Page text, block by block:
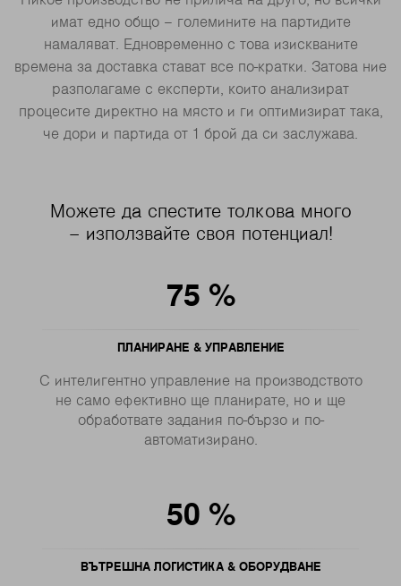
имат едно общо – големините на партидите
намаляват. Едновременно с това изискваните
времена за доставка стават все по-кратки. Затова ние
разполагаме с експерти, които анализират
процесите директно на място и ги оптимизират така,
че дори и партида от 1 брой да си заслужава.
Можете да спестите толкова много
– използвайте своя потенциал!
75 %
ПЛАНИРАНЕ & УПРАВЛЕНИЕ
С интелигентно управление на производството
не само ефективно ще планирате, но и ще
обработвате задания по-бързо и по-
автоматизирано.
50 %
ВЪТРЕШНА ЛОГИСТИКА & ОБОРУДВАНЕ